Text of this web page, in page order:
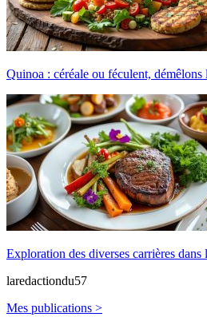
Quinoa : céréale ou féculent,
Exploration des diverses carrières dans
laredactiondu57
Mes publications >